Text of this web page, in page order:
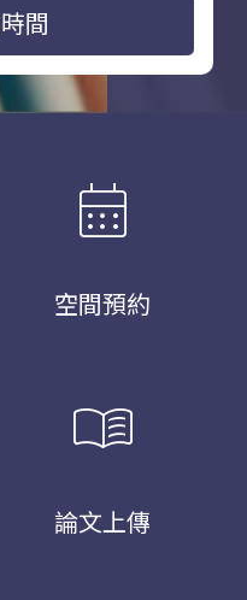
間
calendar_month
空間預約
menu_book
論文上傳